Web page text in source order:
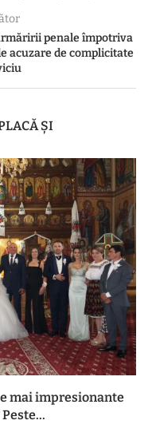
penale împotriva
acuzare de complicitate
ȘI
mai impresionante